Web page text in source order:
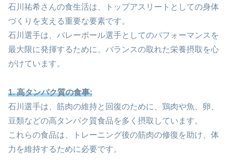
石川祐希さんの食生活は、トップアスリートとしての身体
づくりを支える重要な要素です。
石川選手は、バレーボール選手としてのパフォーマンスを
最大限に発揮するために、バランスの取れた栄養摂取を心
がけています。
1. 高タンパク質の食事:
石川選手は、筋肉の維持と回復のために、鶏肉や魚、卵、
豆類などの高タンパク質食品を多く摂取しています。
これらの食品は、トレーニング後の筋肉の修復を助け、体
力を維持するために必要です。